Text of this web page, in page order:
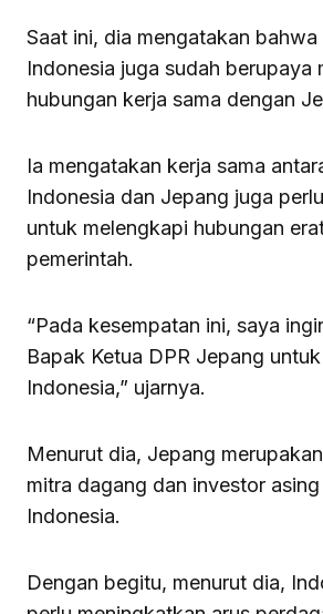
Saat ini, dia mengatakan bahwa
Indonesia juga sudah berupaya
hubungan kerja sama dengan
Ia mengatakan kerja sama
Indonesia dan Jepang juga
untuk melengkapi hubungan
pemerintah.
“Pada kesempatan ini, saya
Bapak Ketua DPR Jepang
Indonesia,” ujarnya.
Menurut dia, Jepang
mitra dagang dan investor
Indonesia.
Dengan begitu, menurut dia,